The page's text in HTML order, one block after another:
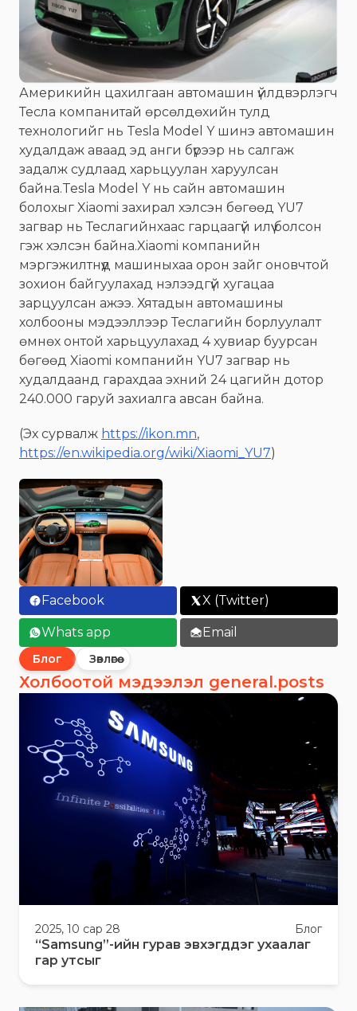
Америкийн цахилгаан автомашин үйлдвэрлэгч
Тесла компанитай өрсөлдөхийн тулд
технологийг нь Tesla Model Y шинэ автомашин
худалдаж аваад эд анги бүрээр нь салгаж
задалж судлаад харьцуулан харуулсан
байна.Tesla Model Y нь сайн автомашин
болохыг Xiaomi захирал хэлсэн бөгөөд YU7
загвар нь Теслагийнхаас гарцаагүй илүү болсон
гэж хэлсэн байна.Xiaomi компанийн
мэргэжилтнүүд машиныхаа орон зайг оновчтой
зохион байгуулахад нэлээдгүй хугацаа
зарцуулсан ажээ. Хятадын автомашины
холбооны мэдээллээр Теслагийн борлуулалт
өмнөх онтой харьцуулахад 4 хувиар буурсан
бөгөөд Xiaomi компанийн YU7 загвар нь
худалдаанд гарахдаа эхний 24 цагийн дотор
240.000 гаруй захиалга авсан байна.
(Эх сурвалж https://ikon.mn,
https://en.wikipedia.org/wiki/Xiaomi_YU7)
Facebook X (Twitter)
Whats app Email
Блог Зөвлөгөө
Холбоотой мэдээлэл general.posts
2025, 10 сар 28 Блог
“Samsung”-ийн гурав эвхэгддэг ухаалаг
гар утсыг